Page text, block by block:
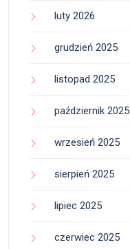
luty 2026
grudzień 2025
listopad 2025
październik 2025
wrzesień 2025
sierpień 2025
lipiec 2025
czerwiec 2025